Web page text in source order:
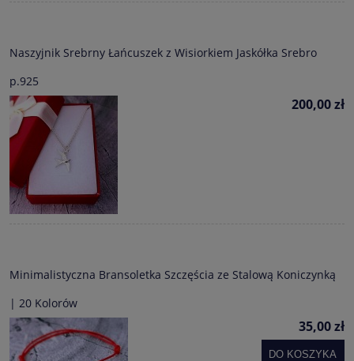
Naszyjnik Srebrny Łańcuszek z Wisiorkiem Jaskółka Srebro
p.925
200,00 zł
Minimalistyczna Bransoletka Szczęścia ze Stalową Koniczynką
| 20 Kolorów
35,00 zł
DO KOSZYKA